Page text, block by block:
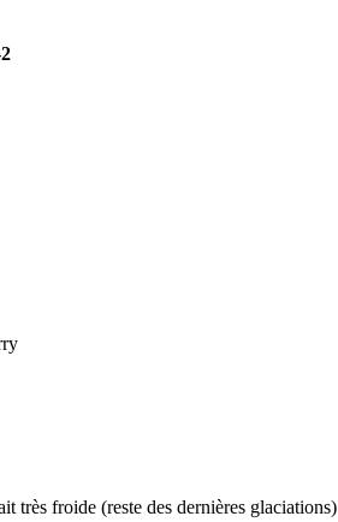
très froide (reste des dernières glaciations)